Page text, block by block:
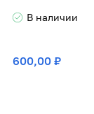
В наличии
600,00 ₽